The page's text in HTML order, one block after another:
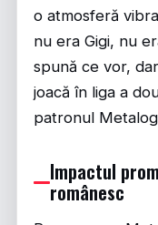
o atmosferă
nu era Gigi, nu
spună ce vor,
joacă în liga a
patronul
Impactul
românesc